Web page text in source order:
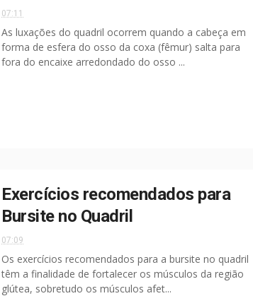
07:11
As luxações do quadril ocorrem quando a cabeça em
forma de esfera do osso da coxa (fêmur) salta para
fora do encaixe arredondado do osso ...
Exercícios recomendados para
Bursite no Quadril
07:09
Os exercícios recomendados para a bursite no quadril
têm a finalidade de fortalecer os músculos da região
glútea, sobretudo os músculos afet...